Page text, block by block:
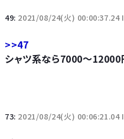
49: 2021/08/24(火) 00:00:37.24
>>47
シャツ系なら7000～
73: 2021/08/24(火) 00:06:21.04